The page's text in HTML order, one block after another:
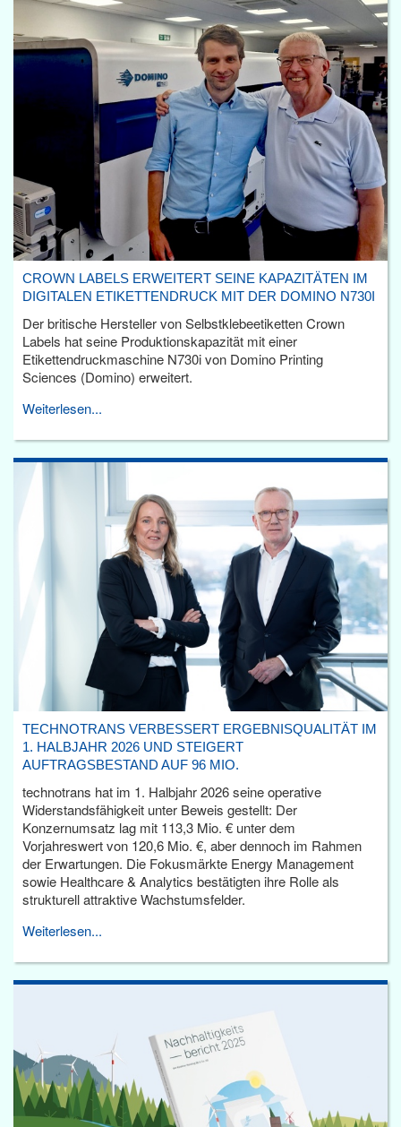
CROWN LABELS ERWEITERT SEINE KAPAZITÄTEN IM
DIGITALEN ETIKETTENDRUCK MIT DER DOMINO N730I
Der britische Hersteller von Selbstklebeetiketten Crown
Labels hat seine Produktionskapazität mit einer
Etikettendruckmaschine N730i von Domino Printing
Sciences (Domino) erweitert.
Weiterlesen...
TECHNOTRANS VERBESSERT ERGEBNISQUALITÄT IM
1. HALBJAHR 2026 UND STEIGERT
AUFTRAGSBESTAND AUF 96 MIO.
technotrans hat im 1. Halbjahr 2026 seine operative
Widerstandsfähigkeit unter Beweis gestellt: Der
Konzernumsatz lag mit 113,3 Mio. € unter dem
Vorjahreswert von 120,6 Mio. €, aber dennoch im Rahmen
der Erwartungen. Die Fokusmärkte Energy Management
sowie Healthcare & Analytics bestätigten ihre Rolle als
strukturell attraktive Wachstumsfelder.
Weiterlesen...